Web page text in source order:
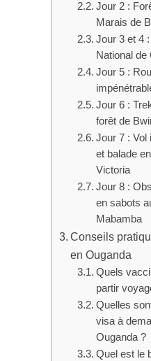
Jour 2 :
Marais de
Jour 3 et 4
National de
Jour 5 :
Jour 6 :
forêt de
Jour 7 : Vol
et balade
Victoria
Jour 8 :
en sabots
Mabamba
Conseils
en Ouganda
Quels
partir
Quelles
visa à
Ouganda ?
Quel est le